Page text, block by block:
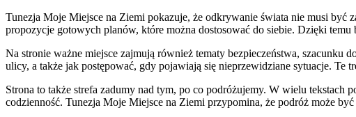
Tunezja Moje Miejsce na Ziemi pokazuje, że odkrywanie świata nie musi być
propozycje gotowych planów, które można dostosować do siebie. Dzięki
Na stronie ważne miejsce zajmują również tematy bezpieczeństwa,
ulicy, a także jak postępować, gdy pojawiają się nieprzewidziane sytuacje.
Strona to także strefa zadumy nad tym, po co podróżujemy. W wielu tekstach
codzienność. Tunezja Moje Miejsce na Ziemi przypomina, że podróż może